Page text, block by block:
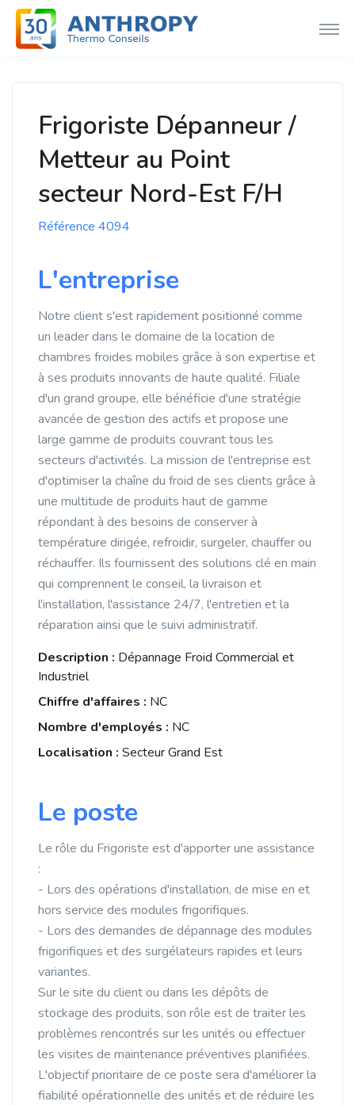
Frigoriste Dépanneur /
Metteur au Point
secteur Nord-Est F/H
Référence 4094
L'entreprise
Notre client s'est rapidement positionné comme
un leader dans le domaine de la location de
chambres froides mobiles grâce à son expertise et
à ses produits innovants de haute qualité. Filiale
d'un grand groupe, elle bénéficie d'une stratégie
avancée de gestion des actifs et propose une
large gamme de produits couvrant tous les
secteurs d'activités. La mission de l'entreprise est
d'optimiser la chaîne du froid de ses clients grâce à
une multitude de produits haut de gamme
répondant à des besoins de conserver à
température dirigée, refroidir, surgeler, chauffer ou
réchauffer. Ils fournissent des solutions clé en main
qui comprennent le conseil, la livraison et
l'installation, l'assistance 24/7, l'entretien et la
réparation ainsi que le suivi administratif.
Description : Dépannage Froid Commercial et
Industriel
Chiffre d'affaires : NC
Nombre d'employés : NC
Localisation : Secteur Grand Est
Le poste
Le rôle du Frigoriste est d'apporter une assistance
:
- Lors des opérations d'installation, de mise en et
hors service des modules frigorifiques.
- Lors des demandes de dépannage des modules
frigorifiques et des surgélateurs rapides et leurs
variantes.
Sur le site du client ou dans les dépôts de
stockage des produits, son rôle est de traiter les
problèmes rencontrés sur les unités ou effectuer
les visites de maintenance préventives planifiées.
L'objectif prioritaire de ce poste sera d'améliorer la
fiabilité opérationnelle des unités et de réduire les